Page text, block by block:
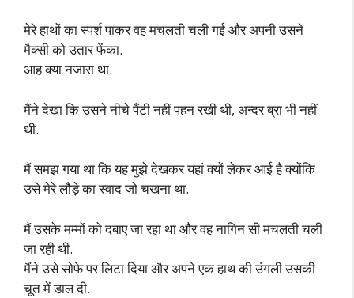
मेरे हाथों का स्पर्श पाकर वह मचलती चली गई और अपनी उसने
मैक्सी को उतार फेंका.
आह क्या नजारा था.
मैंने देखा कि उसने नीचे पैंटी नहीं पहन रखी थी, अन्दर ब्रा भी नहीं
थी.
मैं समझ गया था कि यह मुझे देखकर यहां क्यों लेकर आई है क्योंकि
उसे मेरे लौड़े का स्वाद जो चखना था.
मैं उसके मम्मों को दबाए जा रहा था और वह नागिन सी मचलती चली
जा रही थी.
मैंने उसे सोफे पर लिटा दिया और अपने एक हाथ की उंगली उसकी
चूत में डाल दी.